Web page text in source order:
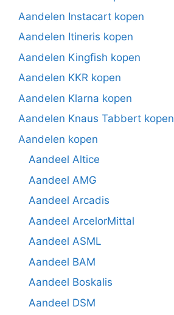
Aandelen Instacart kopen
Aandelen Itineris kopen
Aandelen Kingfish kopen
Aandelen KKR kopen
Aandelen Klarna kopen
Aandelen Knaus Tabbert kopen
Aandelen kopen
Aandeel Altice
Aandeel AMG
Aandeel Arcadis
Aandeel ArcelorMittal
Aandeel ASML
Aandeel BAM
Aandeel Boskalis
Aandeel DSM